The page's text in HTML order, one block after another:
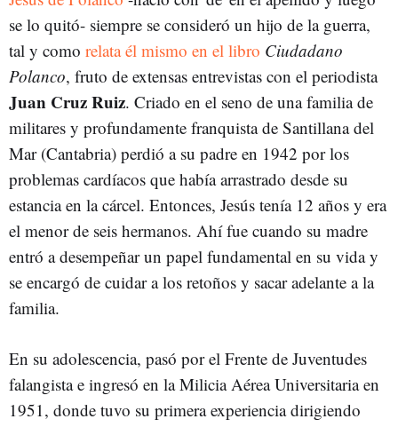
se lo quitó- siempre se consideró un hijo de la guerra,
tal y como relata él mismo en el libro Ciudadano
Polanco, fruto de extensas entrevistas con el periodista
Juan CruzRuiz. Criado en el seno de una familia de
militares y profundamente franquista de Santillana del
Mar (Cantabria) perdió a su padre en 1942 por los
problemas cardíacos que había arrastrado desde su
estancia en la cárcel. Entonces, Jesús tenía 12 años y era
el menor de seis hermanos. Ahí fue cuando su madre
entró a desempeñar un papel fundamental en su vida y
se encargó de cuidar a los retoños y sacar adelante a la
familia.
En su adolescencia, pasó por el Frente de Juventudes
falangista e ingresó en la Milicia Aérea Universitaria en
1951, donde tuvo su primera experiencia dirigiendo